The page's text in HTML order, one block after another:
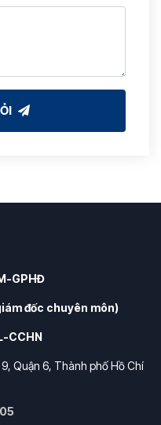
GPHĐ
đốc chuyên môn)
CCHN
Quận 6, Thành phố Hồ Chí